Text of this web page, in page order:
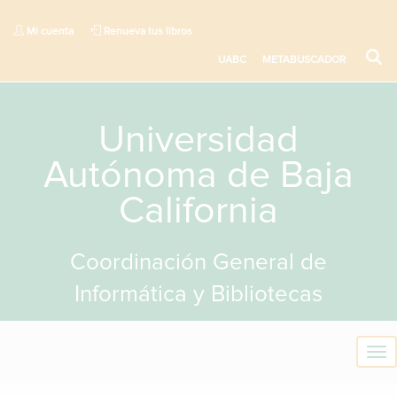
Mi cuenta Renueva tus libros
UABC METABUSCADOR
Universidad
Autónoma de Baja
California
Coordinación General de
Informática y Bibliotecas
T
o